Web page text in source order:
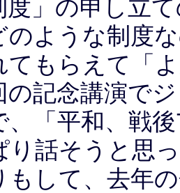
度」の申し立
のような制度
てもらえて「
の記念講演で
、「平和、戦
り話そうと思
もして、去年